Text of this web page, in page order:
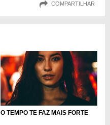
COMPARTILHAR
O TEMPO TE FAZ MAIS FORTE